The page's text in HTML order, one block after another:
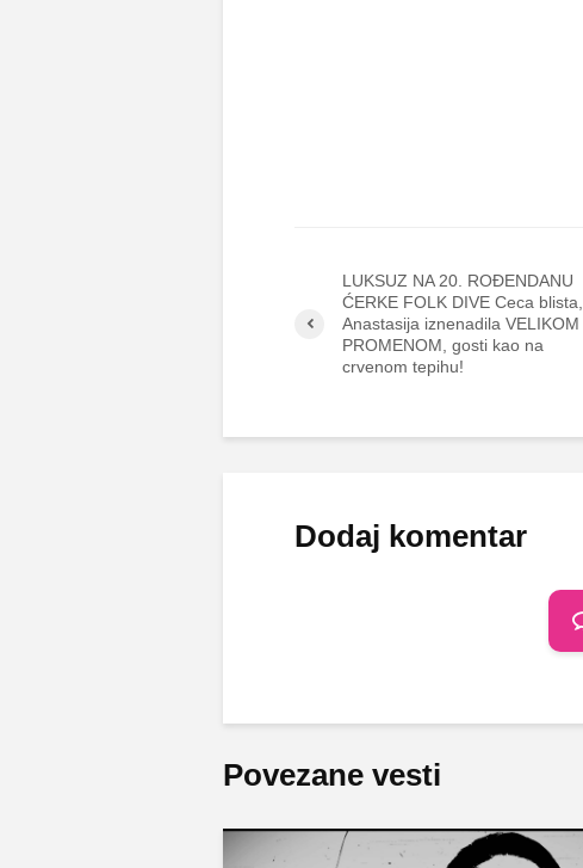
LUKSUZ NA 20. ROĐENDANU
ĆERKE FOLK DIVE Ceca blista,
Anastasija iznenadila VELIKOM
PROMENOM, gosti kao na
crvenom tepihu!
Dodaj komentar
Povezane vesti